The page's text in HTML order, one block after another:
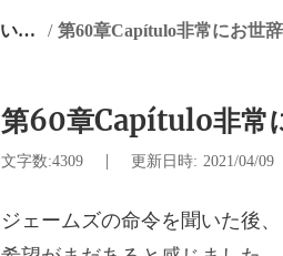
～愛·裏切り·復讐～元妻の甘い誘惑 / 第60章Capítulo非常にお世辞
第60章Capítulo非常
文字数:4309 | 更新日時: 2021/04/09